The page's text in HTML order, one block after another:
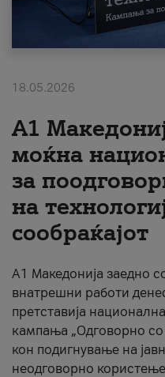
Поддршка
Надополни кредит
#ПодобарОнлајн
18.05.2026
A1
моќна
за
на
сообраќајот
A1 Македонија заедно
внатрешни работи
претставија
кампања „Одговорно со
кон подигнување на
неодговорно